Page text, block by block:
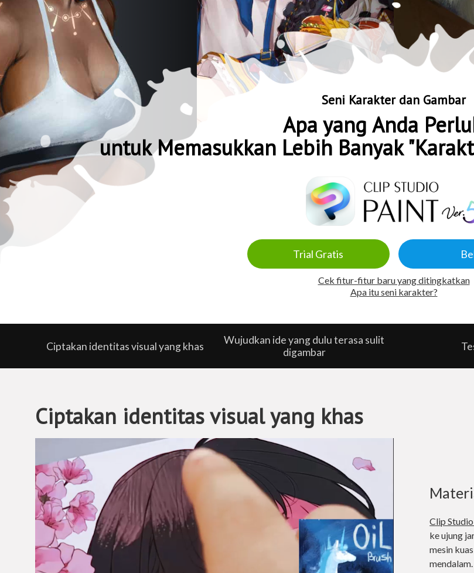
Seni Karakter dan Gambar
Apa yang Anda
untuk Memasukkan Lebih Banyak
Trial Gratis
Cek fitur-fitur baru yang ditingkatkan
Apa itu seni karakter?
Ciptakan identitas visual yang khas
Wujudkan ide yang dulu terasa sulit
digambar
Ciptakan identitas visual yang khas
Clip
ke ujung
mesin